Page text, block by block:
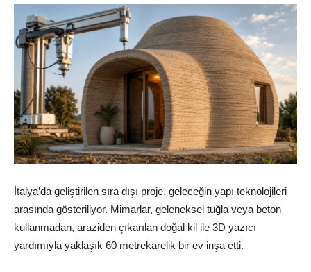
İtalya’da geliştirilen sıra dışı proje, geleceğin yapı teknolojileri
arasında gösteriliyor. Mimarlar, geleneksel tuğla veya beton
kullanmadan, araziden çıkarılan doğal kil ile 3D yazıcı
yardımıyla yaklaşık 60 metrekarelik bir ev inşa etti.